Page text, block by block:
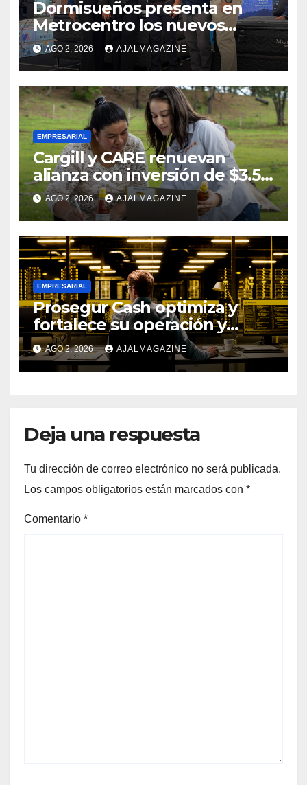
Dormisueños presenta en
Metrocentro los nuevos
modelos Muna Care de
Comfort Life: Innovación y
calidad en descanso
AGO 2, 2026 AJALMAGAZINE
EMPRESARIAL
Cargill y CARE renuevan
alianza con inversión de $3.5
millones para el desarrollo de
mujeres rurales en
Centroamérica
AGO 2, 2026 AJALMAGAZINE
EMPRESARIAL
Prosegur Cash optimiza y
fortalece su operación y
procesos con la ayuda de IA y
Big Data
AGO 2, 2026 AJALMAGAZINE
Deja una respuesta
Tu dirección de correo electrónico no será publicada.
Los campos obligatorios están marcados con *
Comentario *